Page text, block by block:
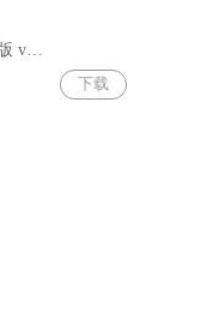
欢迎来到埃尔克电脑版 v1.22.4
下载